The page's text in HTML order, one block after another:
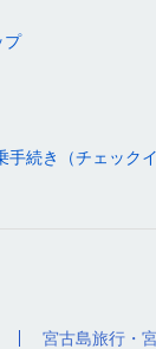
プ
手続き（チェックイ
宮古島旅行・